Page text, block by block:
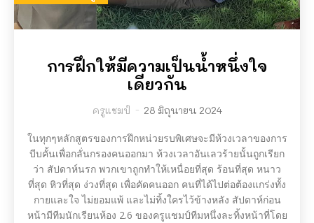
การฝึกให้มีความเป็นน้ำหนึ่งใจ
เดียวกัน
ครูแชมป์ - 28 มิถุนายน 2024
ในทุกๆหลักสูตรของการฝึกหน่วยรบพิเศษจะมีห้วงเวลาของการ
บีบคั้นเพื่อกลั่นกรองคนออกมา ห้วงเวลาอันเลวร้ายนั้นถูกเรียก
ว่า สัปดาห์นรก พวกเขาถูกทำให้เหนื่อยที่สุด ร้อนที่สุด หนาว
ที่สุด หิวที่สุด ง่วงที่สุด เพื่อคัดคนออก คนที่ได้ไปต่อต้องแกร่งทั้ง
กายและใจ ไม่ยอมแพ้ และไม่ทิ้งใครไว้ข้างหลัง สัปดาห์ก่อน
หน้ามีทีมนักเรียนห้อง 2.6 ของครูแชมป์ทีมหนึ่งละทิ้งหน้าที่โดย